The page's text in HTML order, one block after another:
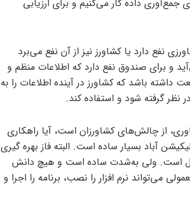
داده کار می‌کنیم و برای ارزیابی
نفع دارد یا کشاورز نیز از آن نفع می‌برد
و برای صندوق نفع دارد که اطلاعات منظم و
داشته باشد که کشاورز در آینده اطلاعات را به
نظر گرفته شود و استفاده کند.
از چالش‌های کشاورزان است، آیا راهکاری
آباد بسیار ساده است. البته فاز بهره گیری
فعال است. ولی به‌شدت ساده است و هیچ دانش
می‌تواند نرم افزار را نصب، برنامه را اجرا و